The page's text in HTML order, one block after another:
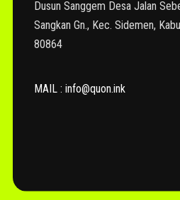
Dusun Sanggem Desa Jalan
Sangkan Gn., Kec. Sidemen,
80864
MAIL : info@quon.ink